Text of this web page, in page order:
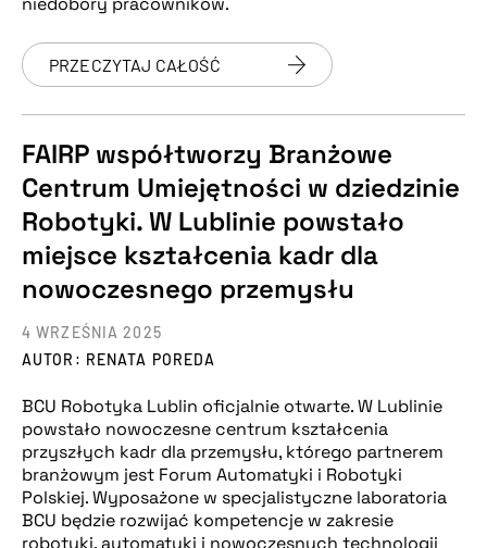
PRZECZYTAJ CAŁOŚĆ
FAIRP współtworzy Branżowe
Centrum Umiejętności w dziedzinie
Robotyki. W Lublinie powstało
miejsce kształcenia kadr dla
nowoczesnego przemysłu
AUTOR: RENATA POREDA
4 WRZEŚNIA 2025
BCU Robotyka Lublin oficjalnie otwarte. W Lublinie
powstało nowoczesne centrum kształcenia
przyszłych kadr dla przemysłu, którego partnerem
branżowym jest Forum Automatyki i Robotyki
Polskiej. Wyposażone w specjalistyczne laboratoria
BCU będzie rozwijać kompetencje w zakresie
robotyki, automatyki i nowoczesnych technologii